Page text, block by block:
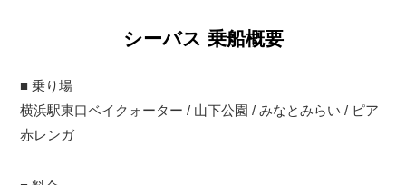
シーバス 乗船概要
■ 乗り場
横浜駅東口ベイクォーター / 山下公園 / みなとみらい / ピア
赤レンガ